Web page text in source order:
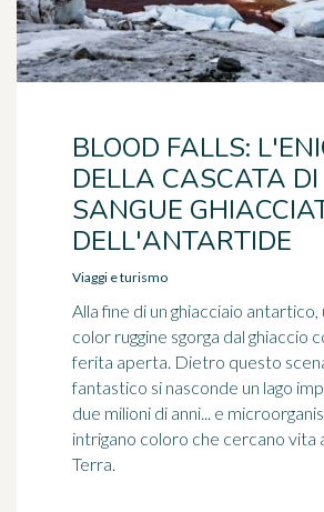
BLOOD FALLS:
DELLA CASCATA DI
SANGUE
DELL'ANTARTIDE
Viaggi e turismo
Alla fine di un ghiacciaio antartico,
color ruggine sgorga dal ghiaccio
ferita aperta. Dietro questo
fantastico si nasconde un lago
due milioni di anni... e
intrigano coloro che cercano vita
Terra.